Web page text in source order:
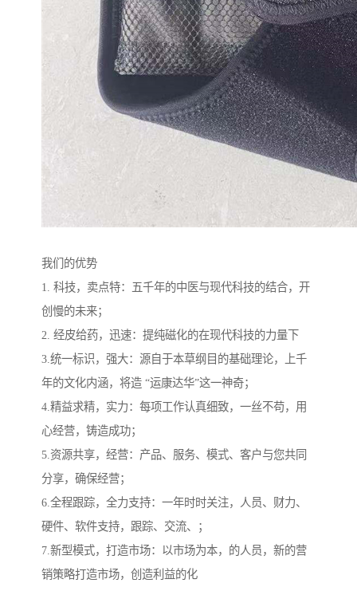
我们的优势
1. 科技，卖点特：五千年的中医与现代科技的结合，开
创慢的未来；
2. 经皮给药，迅速：提纯磁化的在现代科技的力量下
3.统一标识，强大：源自于本草纲目的基础理论，上千
年的文化内涵，将造 “运康达华”这一神奇；
4.精益求精，实力：每项工作认真细致，一丝不苟，用
心经营，铸造成功；
5.资源共享，经营：产品、服务、模式、客户与您共同
分享，确保经营；
6.全程跟踪，全力支持：一年时时关注，人员、财力、
硬件、软件支持，跟踪、交流、；
7.新型模式，打造市场：以市场为本，的人员，新的营
销策略打造市场，创造利益的化